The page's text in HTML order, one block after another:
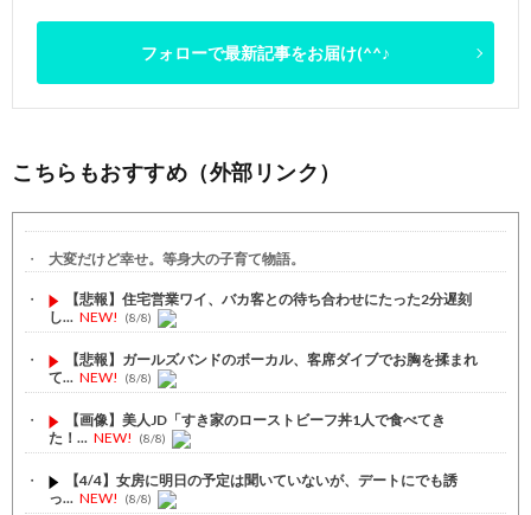
フォローで最新記事をお届け(^^♪
こちらもおすすめ（外部リンク）
大変だけど幸せ。等身大の子育て物語。
【悲報】住宅営業ワイ、バカ客との待ち合わせにたった2分遅刻
し... NEW! (8/8)
【悲報】ガールズバンドのボーカル、客席ダイブでお胸を揉まれ
て... NEW! (8/8)
【画像】美人JD「すき家のローストビーフ丼1人で食べてき
た！... NEW! (8/8)
【4/4】女房に明日の予定は聞いていないが、デートにでも誘
っ... NEW! (8/8)